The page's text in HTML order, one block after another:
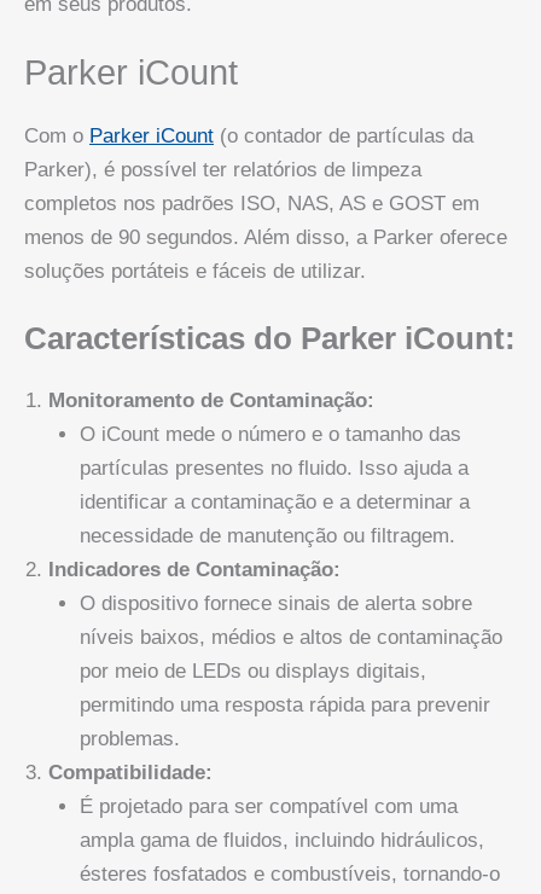
Parker iCount
Com o Parker iCount (o contador de partículas da
Parker), é possível ter relatórios de limpeza
completos nos padrões ISO, NAS, AS e GOST em
menos de 90 segundos. Além disso, a Parker oferece
soluções portáteis e fáceis de utilizar.
Características do Parker iCount:
Monitoramento de Contaminação:
O iCount mede o número e o tamanho das
partículas presentes no fluido. Isso ajuda a
identificar a contaminação e a determinar a
necessidade de manutenção ou filtragem.
Indicadores de Contaminação:
O dispositivo fornece sinais de alerta sobre
níveis baixos, médios e altos de contaminação
por meio de LEDs ou displays digitais,
permitindo uma resposta rápida para prevenir
problemas.
Compatibilidade:
É projetado para ser compatível com uma
ampla gama de fluidos, incluindo hidráulicos,
ésteres fosfatados e combustíveis, tornando-o